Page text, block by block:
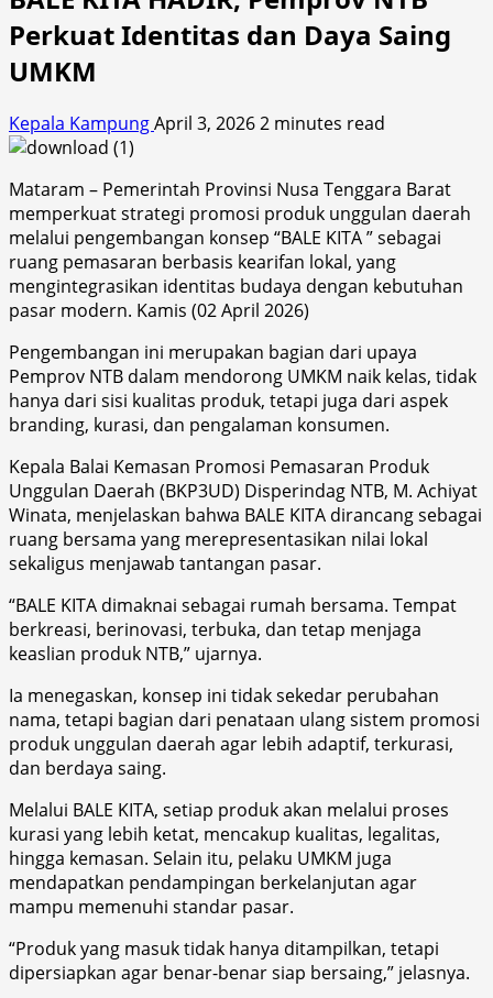
Perkuat Identitas dan Daya Saing
UMKM
Kepala KampungApril 3, 20262 minutes read
Mataram – Pemerintah Provinsi Nusa Tenggara Barat
memperkuat strategi promosi produk unggulan daerah
melalui pengembangan konsep “BALE KITA ” sebagai
ruang pemasaran berbasis kearifan lokal, yang
mengintegrasikan identitas budaya dengan kebutuhan
pasar modern. Kamis (02 April 2026)
Pengembangan ini merupakan bagian dari upaya
Pemprov NTB dalam mendorong UMKM naik kelas, tidak
hanya dari sisi kualitas produk, tetapi juga dari aspek
branding, kurasi, dan pengalaman konsumen.
Kepala Balai Kemasan Promosi Pemasaran Produk
Unggulan Daerah (BKP3UD) Disperindag NTB, M. Achiyat
Winata, menjelaskan bahwa BALE KITA dirancang sebagai
ruang bersama yang merepresentasikan nilai lokal
sekaligus menjawab tantangan pasar.
“BALE KITA dimaknai sebagai rumah bersama. Tempat
berkreasi, berinovasi, terbuka, dan tetap menjaga
keaslian produk NTB,” ujarnya.
Ia menegaskan, konsep ini tidak sekedar perubahan
nama, tetapi bagian dari penataan ulang sistem promosi
produk unggulan daerah agar lebih adaptif, terkurasi,
dan berdaya saing.
Melalui BALE KITA, setiap produk akan melalui proses
kurasi yang lebih ketat, mencakup kualitas, legalitas,
hingga kemasan. Selain itu, pelaku UMKM juga
mendapatkan pendampingan berkelanjutan agar
mampu memenuhi standar pasar.
“Produk yang masuk tidak hanya ditampilkan, tetapi
dipersiapkan agar benar-benar siap bersaing,” jelasnya.